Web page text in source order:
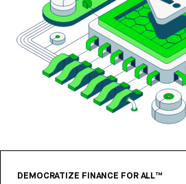
DEMOCRATIZE FINANCE FOR ALL™